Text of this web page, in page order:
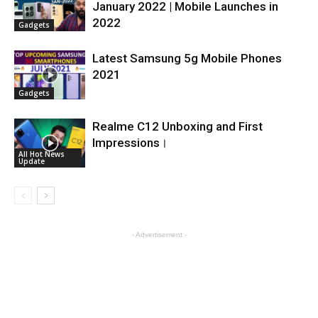
Gadgets
January 2022 | Mobile Launches in
2022
Gadgets
Latest Samsung 5g Mobile Phones
2021
All Hot News
Update
Realme C12 Unboxing and First
Impressions।
- Advertisement -